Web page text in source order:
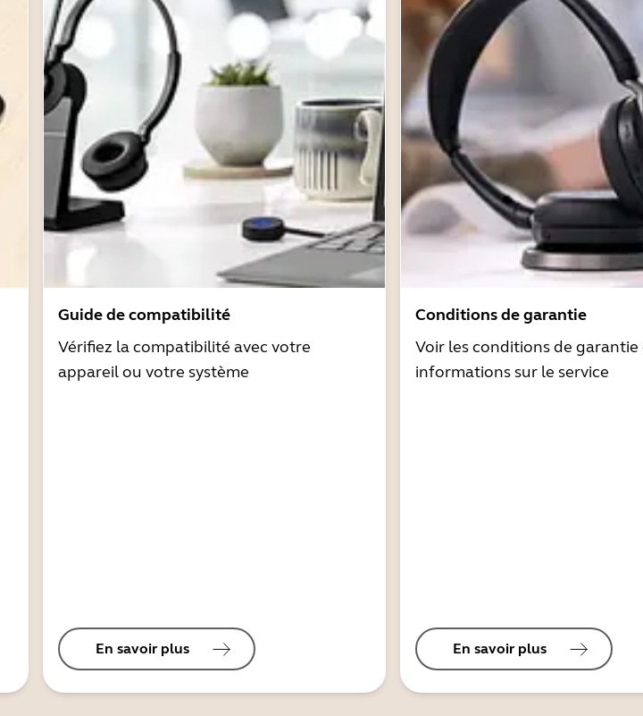
Guide de compatibilité
Vérifiez la compatibilité avec votre
appareil ou votre système
En savoir plus
Conditions de garantie
Voir les conditions de garantie
informations sur le service
En savoir plus